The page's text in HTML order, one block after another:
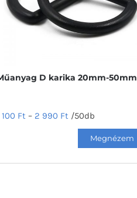
D karika 20mm-50mm
100 Ft – 2 990 Ft /50db